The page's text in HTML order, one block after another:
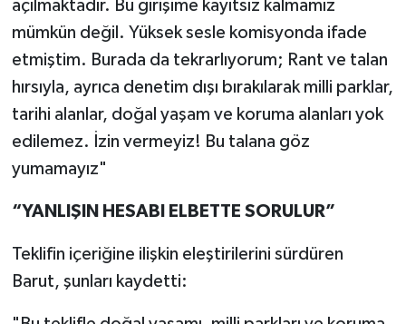
açılmaktadır. Bu girişime kayıtsız kalmamız
mümkün değil. Yüksek sesle komisyonda ifade
etmiştim. Burada da tekrarlıyorum; Rant ve talan
hırsıyla, ayrıca denetim dışı bırakılarak milli parklar,
tarihi alanlar, doğal yaşam ve koruma alanları yok
edilemez. İzin vermeyiz! Bu talana göz
yumamayız"
“YANLIŞIN HESABI ELBETTE SORULUR”
Teklifin içeriğine ilişkin eleştirilerini sürdüren
Barut, şunları kaydetti: